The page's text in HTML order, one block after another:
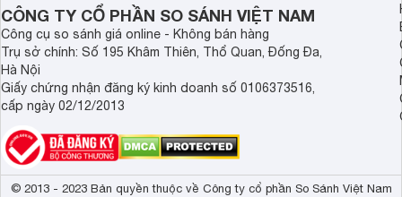
CÔNG TY CỔ PHẦN SO SÁNH VIỆT NAM
Công cụ so sánh giá online - Không bán hàng
Trụ sở chính: Số 195 Khâm Thiên, Thổ Quan, Đống Đa,
Hà Nội
Giấy chứng nhận đăng ký kinh doanh số 0106373516,
cấp ngày 02/12/2013
© 2013 - 2023 Bản quyền thuộc về Công ty cổ phần So Sánh Việt Nam